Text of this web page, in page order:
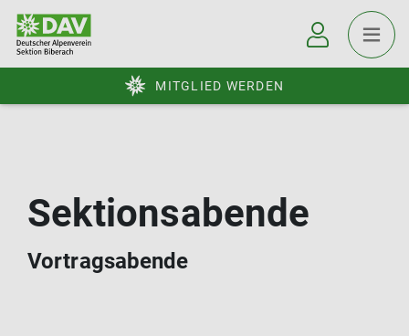
MITGLIED WERDEN
Sektionsabende
Vortragsabende